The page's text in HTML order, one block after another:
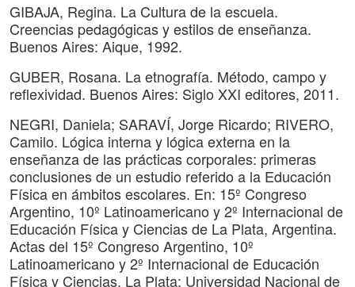
GIBAJA, Regina. La Cultura de la escuela.
Creencias pedagógicas y estilos de enseñanza.
Buenos Aires: Aique, 1992.
GUBER, Rosana. La etnografía. Método, campo y
reflexividad. Buenos Aires: Siglo XXI editores, 2011.
NEGRI, Daniela; SARAVÍ, Jorge Ricardo; RIVERO,
Camilo. Lógica interna y lógica externa en la
enseñanza de las prácticas corporales: primeras
conclusiones de un estudio referido a la Educación
Física en ámbitos escolares. En: 15º Congreso
Argentino, 10º Latinoamericano y 2º Internacional de
Educación Física y Ciencias de La Plata, Argentina.
Actas del 15º Congreso Argentino, 10º
Latinoamericano y 2º Internacional de Educación
Física y Ciencias. La Plata: Universidad Nacional de